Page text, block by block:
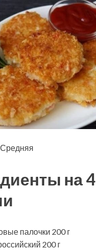
Средняя
на 4
палочки 200 г
200 г